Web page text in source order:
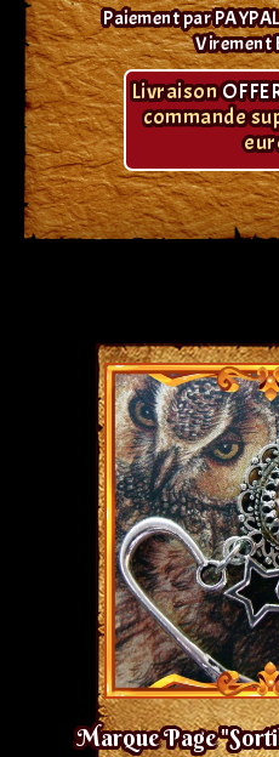
Paiement par
Virement
Livraison
commande
Marque Page